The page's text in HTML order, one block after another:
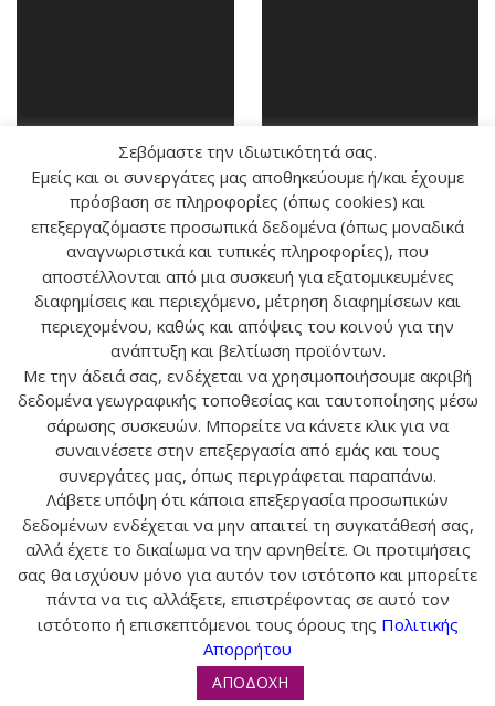
AYURSLIM | ΓΙΑ ΑΠΩΛΕΙΑ
ΒΑΡΟΥΣ (60 CAPS)
EVE CARE | ΓΙΑ ΤΗΝ
ΠΡΟΣΤΑΣΙΑ ΤΗΣ
ΜΗΤΡΑΣ
Ο ΛΟΓΑΡΙΑΣΜΟΣ ΜΟΥ
ΕΠΙΚΟΙΝΩΝΙΑ
ΠΛΗΡΟΦΟΡΙΕΣ
Σεβόμαστε την ιδιωτικότητά σας.
Εμείς και οι συνεργάτες μας αποθηκεύουμε ή/και έχουμε
πρόσβαση σε πληροφορίες (όπως cookies) και
επεξεργαζόμαστε προσωπικά δεδομένα (όπως μοναδικά
αναγνωριστικά και τυπικές πληροφορίες), που
αποστέλλονται από μια συσκευή για εξατομικευμένες
διαφημίσεις και περιεχόμενο, μέτρηση διαφημίσεων και
περιεχομένου, καθώς και απόψεις του κοινού για την
ανάπτυξη και βελτίωση προϊόντων.
Με την άδειά σας, ενδέχεται να χρησιμοποιήσουμε ακριβή
δεδομένα γεωγραφικής τοποθεσίας και ταυτοποίησης μέσω
σάρωσης συσκευών. Μπορείτε να κάνετε κλικ για να
συναινέσετε στην επεξεργασία από εμάς και τους
συνεργάτες μας, όπως περιγράφεται παραπάνω.
Λάβετε υπόψη ότι κάποια επεξεργασία προσωπικών
δεδομένων ενδέχεται να μην απαιτεί τη συγκατάθεσή σας,
αλλά έχετε το δικαίωμα να την αρνηθείτε. Οι προτιμήσεις
σας θα ισχύουν μόνο για αυτόν τον ιστότοπο και μπορείτε
πάντα να τις αλλάξετε, επιστρέφοντας σε αυτό τον
ιστότοπο ή επισκεπτόμενοι τους όρους της Πολιτικής
Απορρήτου
ΑΠΟΔΟΧΗ